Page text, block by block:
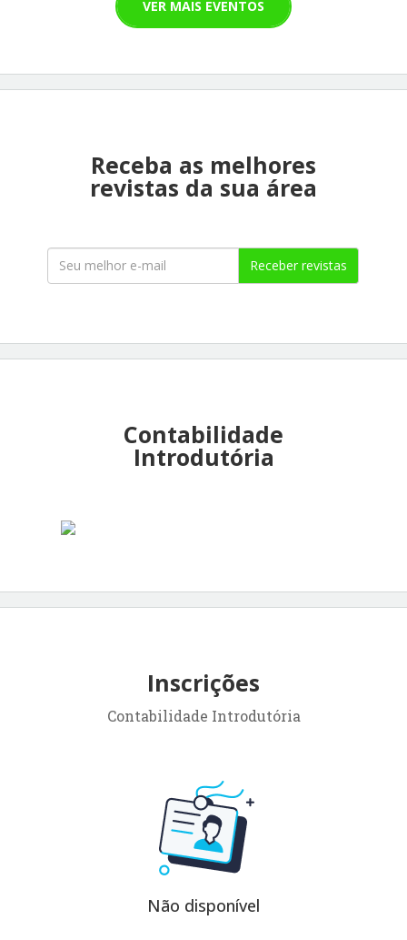
VER MAIS EVENTOS
Receba as melhores
revistas da sua área
Receber revistas
Contabilidade
Introdutória
Inscrições
Contabilidade Introdutória
Não disponível